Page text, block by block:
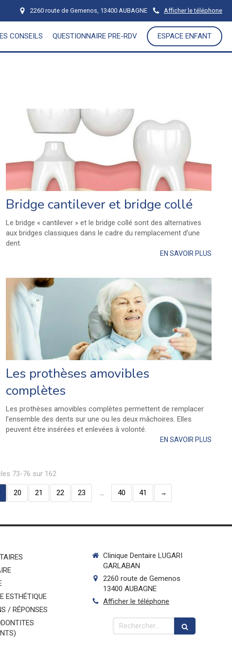
Afficher le téléphone
2260 route de Gemenos, 13400 AUBAGNE
CONSEILS QUESTIONNAIRE PRE-RDV ESPACE ENFANT
Bridge cantilever et bridge collé
Le bridge « cantilever » et le bridge collé sont des alternatives
aux bridges classiques dans le cadre du remplacement d’une
dent.
EN SAVOIR PLUS
Les prothèses amovibles
complètes
Les prothèses amovibles complètes permettent de remplacer
l’ensemble des dents sur une ou les deux mâchoires. Elles
peuvent être insérées et enlevées à volonté.
EN SAVOIR PLUS
73-76 sur 162
20 21 22 23 … 40 41
ESTHÉTIQUE
/ RÉPONSES
Clinique Dentaire LUGARI
GARLABAN
2260 route de Gemenos
13400 AUBAGNE
Afficher le téléphone
Rechercher